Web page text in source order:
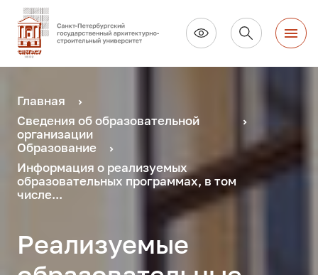
Главная
Сведения об образовательной
организации
Образование
Информация о реализуемых
образовательных программах, в том
числе...
Реализуемые